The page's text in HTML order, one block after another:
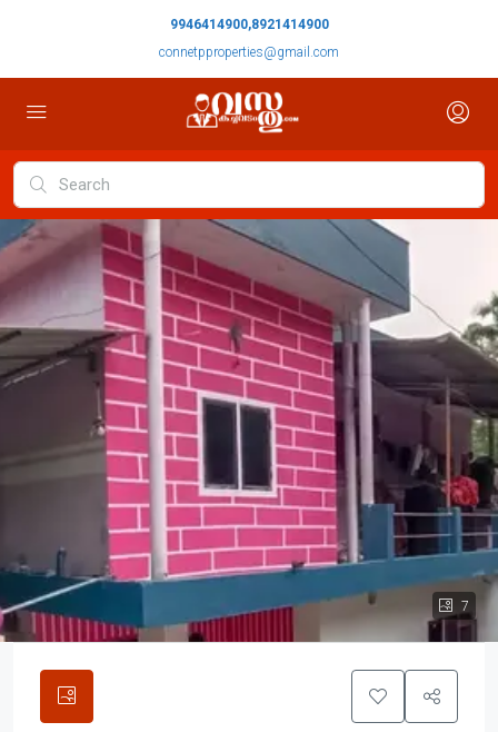
9946414900,8921414900
connetpproperties@gmail.com
7